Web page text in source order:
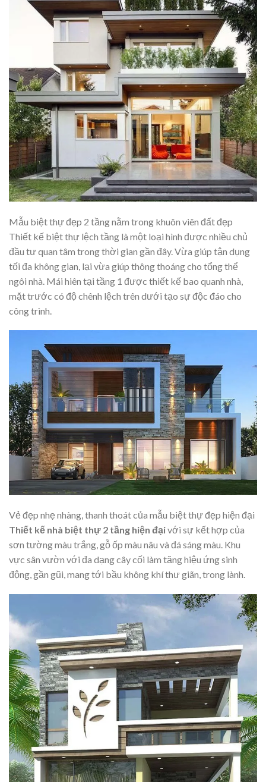
Mẫu biệt thự đẹp 2 tầng nằm trong khuôn viên đất đẹp
Thiết kế biệt thự lệch tầng là một loại hình được nhiều chủ
đầu tư quan tâm trong thời gian gần đây. Vừa giúp tận dụng
tối đa không gian, lại vừa giúp thông thoáng cho tổng thể
ngôi nhà. Mái hiên tại tầng 1 được thiết kế bao quanh nhà,
mặt trước có độ chênh lệch trên dưới tạo sự độc đáo cho
công trình.
Vẻ đẹp nhẹ nhàng, thanh thoát của mẫu biệt thự đẹp hiện đại
Thiết kế nhà biệt thự 2 tầng hiện đạivới sự kết hợp của
sơn tường màu trắng, gỗ ốp màu nâu và đá sáng màu. Khu
vực sân vườn với đa dạng cây cối làm tăng hiệu ứng sinh
động, gần gũi, mang tới bầu không khí thư giãn, trong lành.